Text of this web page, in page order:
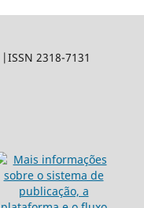
2318-7131